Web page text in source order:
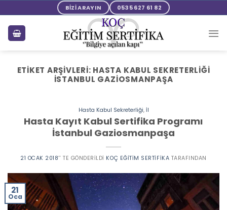
to
content
BİZİ ARAYIN 0535 627 61 82
ETIKET ARŞIVLERI: HASTA KABUL SEKRETERLIĞI
İSTANBUL GAZIOSMANPAŞA
Hasta Kabul Sekreterliği, İl
Hasta Kayıt Kabul Sertifika Programı
İstanbul Gaziosmanpaşa
21 OCAK 2018’' TE GÖNDERILDI KOÇ EĞITIM SERTIFIKA TARAFINDAN
21
Oca